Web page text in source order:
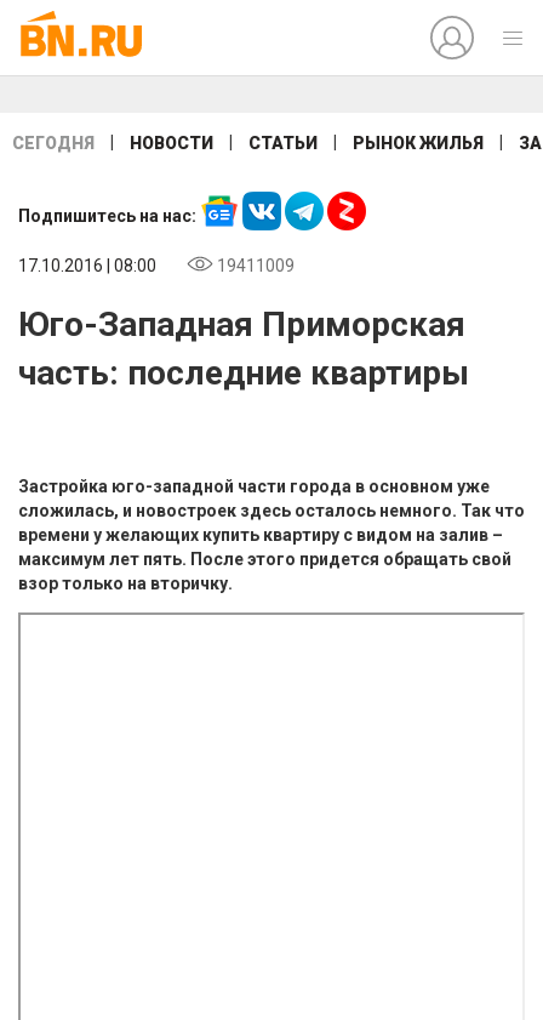
СЕГОДНЯ НОВОСТИ СТАТЬИ РЫНОК ЖИЛЬЯ
Подпишитесь на нас:
17.10.2016 | 08:00 19411009
Юго-Западная Приморская
часть: последние квартиры
Застройка юго-западной части города в основном уже
сложилась, и новостроек здесь осталось немного. Так что
времени у желающих купить квартиру с видом на залив –
максимум лет пять. После этого придется обращать свой
взор только на вторичку.